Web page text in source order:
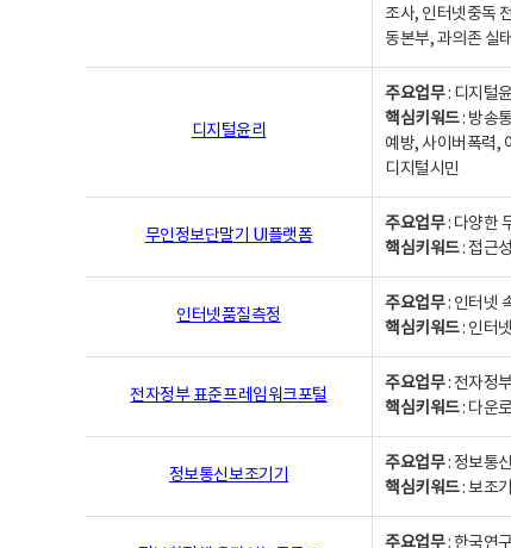
조사, 인터넷중독
동본부, 과의존 실
디지털윤리
주요업무: 디지털
핵심키워드: 방송
예방, 사이버폭력,
디지털시민
무인정보단말기 UI플랫폼
주요업무: 다양한
핵심키워드: 접근
인터넷품질측정
주요업무: 인터넷
핵심키워드: 인터
전자정부 표준프레임워크포털
주요업무: 전자정
핵심키워드: 다운
정보통신보조기기
주요업무: 정보통
핵심키워드: 보조
주요업무: 한국연